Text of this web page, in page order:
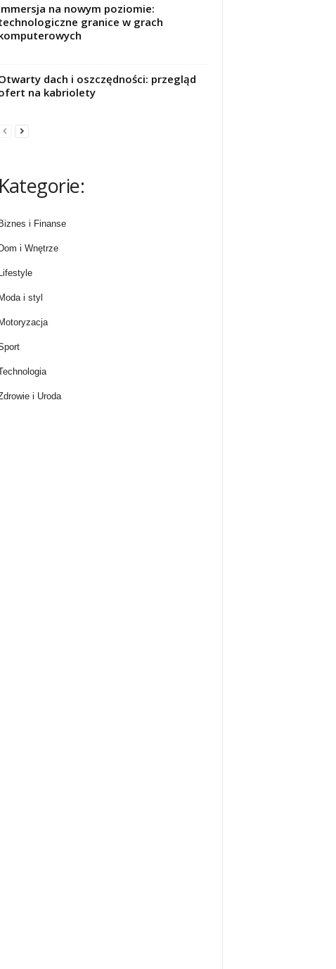
na nowym poziomie:
granice w grach
dach i oszczędności: przegląd
na kabriolety
Kategorie:
Biznes i Finanse
Dom i Wnętrze
Lifestyle
Moda i styl
Motoryzacja
i Uroda